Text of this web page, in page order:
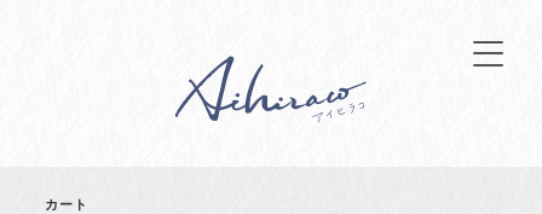
カート